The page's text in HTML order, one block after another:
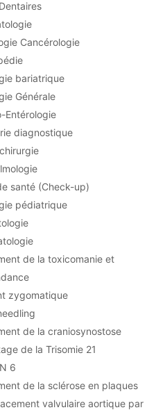
Cancérologie
bariatrique
Générale
Entérologie
diagnostique
santé (Check-up)
pédiatrique
de la toxicomanie et
zygomatique
de la craniosynostose
de la Trisomie 21
6
de la sclérose en plaques
valvulaire aortique par